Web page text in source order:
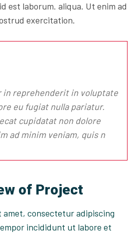
est laborum. aliqua. Ut enim ad
exercitation.
in reprehenderit in voluptate
eu fugiat nulla pariatur.
cupidatat non dolore
ad minim veniam, quis n
of Project
amet, consectetur adipiscing
incididunt ut labore et